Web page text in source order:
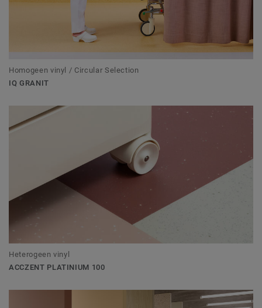
Homogeen vinyl / Circular Selection
IQ GRANIT
Heterogeen vinyl
ACCZENT PLATINIUM 100